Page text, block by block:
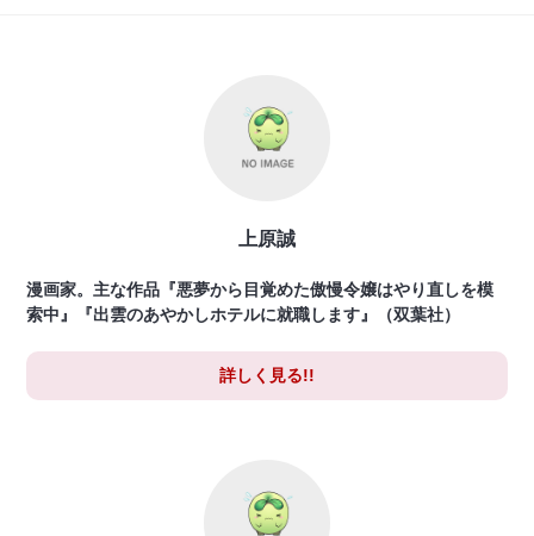
上原誠
漫画家。主な作品『悪夢から目覚めた傲慢令嬢はやり直しを模
索中』『出雲のあやかしホテルに就職します』（双葉社）
詳しく見る!!